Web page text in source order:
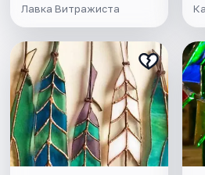
Лавка Витражиста